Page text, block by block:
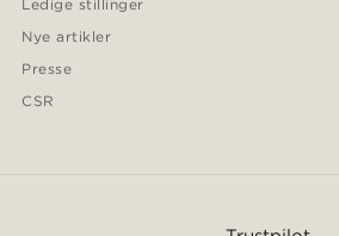
Ledige stillinger
Nye artikler
Presse
CSR